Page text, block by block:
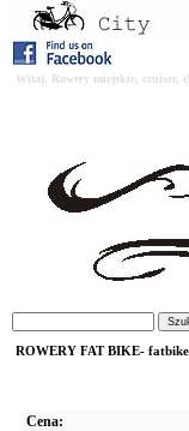
Witaj. Rowery miejskie, cruiser,
ROWERY FAT BIKE- fatbike
Cena: